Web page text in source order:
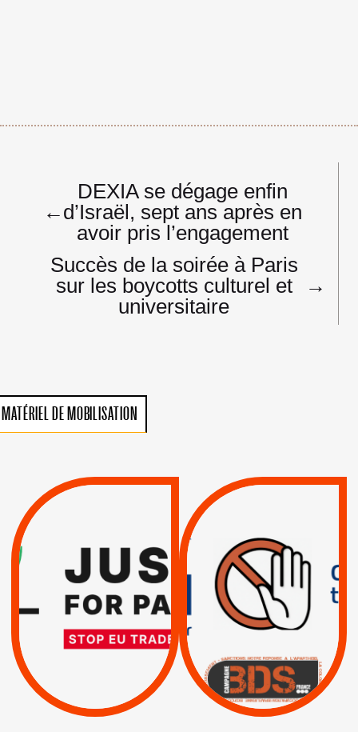
Navigation
l’article
←
DEXIA se dégage enfin
d’Israël, sept ans après en
avoir pris l’engagement
Succès de la soirée à Paris
sur les boycotts culturel et
universitaire
→
MATÉRIEL DE MOBILISATION
VIOLATIONS DES
SUSPENSION
TOTALE DE
L’ACCORD
D’ASSOCIATION UE-
ISRAËL
| Pétitions
INTERNATIONAL ?
TRUMP, MACRON :
MÊME COMBAT
| Actus |
| Boycott militaire |
Lettres d'interpellation